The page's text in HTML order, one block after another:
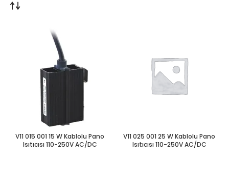
V11 015 001 15 W Kablolu Pano
Isıtıcısı 110-250V AC/DC
V11 025 001 25 W Kablolu Pano
Isıtıcısı 110-250V AC/DC